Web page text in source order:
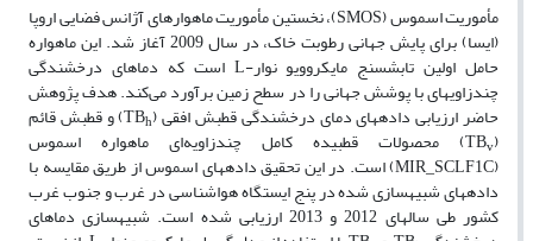
مأموریت اسموس (SMOS)، نخستین مأموریت ماهواره­ای آژانس­ فضایی اروپا
(ایسا) برای پایش جهانی رطوبت خاک، در سال 2009 آغاز شد. این ماهواره
حامل اولین تابش­سنج مایکروویو نوار-L است که دماهای درخشندگی
چندزاویه­ای با پوشش جهانی را در سطح زمین برآورد می‌­کند. هدف پژوهش
حاضر ارزیابی داده­های دمای درخشندگی قطبش افقی (TBh ) و قطبش قائم
(TB
v ) محصولات قطبیده کامل چندزاویه‌ای ماهواره اسموس
(MIR_SCLF1C) است. در این تحقیق داده­های اسموس از طریق مقایسه با
داده­های شبیه­سازی شده در پنج ایستگاه­ هواشناسی در غرب و جنوب غرب
کشور طی سال­های 2012 و 2013 ارزیابی شده است. شبیه­سازی دماهای